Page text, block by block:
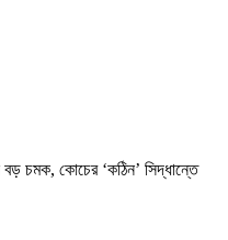
বড় চমক, কোচের ‘কঠিন’ সিদ্ধান্তে